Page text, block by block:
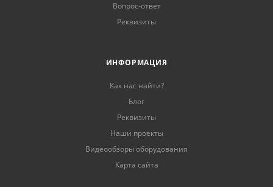
Вопрос-ответ
Реквизиты
ИНФОРМАЦИЯ
Как нас найти?
Блог
Реквизиты
Наши проекты
Видеообзоры оборудования
Карта сайта